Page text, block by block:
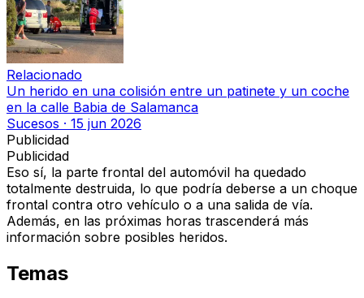
Relacionado
Un herido en una colisión entre un patinete y un coche
en la calle Babia de Salamanca
Sucesos · 15 jun 2026
Publicidad
Publicidad
Eso sí, la parte frontal del automóvil ha quedado
totalmente destruida, lo que podría deberse a un choque
frontal contra otro vehículo o a una salida de vía.
Además, en las próximas horas trascenderá más
información sobre posibles heridos.
Temas